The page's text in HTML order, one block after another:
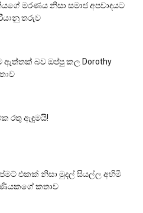
මරණය නිසා සමාජ අපවාදයට
තරුව
ඇත්තක් බව ඔප්පු කල Dorothy
රතු ඇඳුමයි!
එකක් නිසා මුදල් සියල්ල අහිමි
කතාව